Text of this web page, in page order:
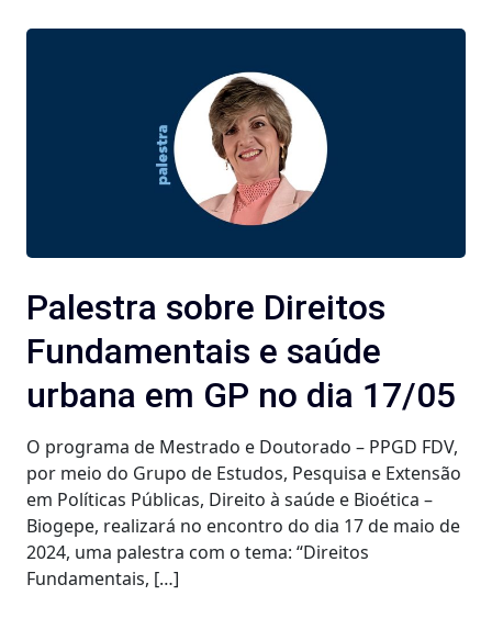
Palestra sobre Direitos
Fundamentais e saúde
urbana em GP no dia 17/05
O programa de Mestrado e Doutorado – PPGD FDV,
por meio do Grupo de Estudos, Pesquisa e Extensão
em Políticas Públicas, Direito à saúde e Bioética –
Biogepe, realizará no encontro do dia 17 de maio de
2024, uma palestra com o tema: “Direitos
Fundamentais, […]